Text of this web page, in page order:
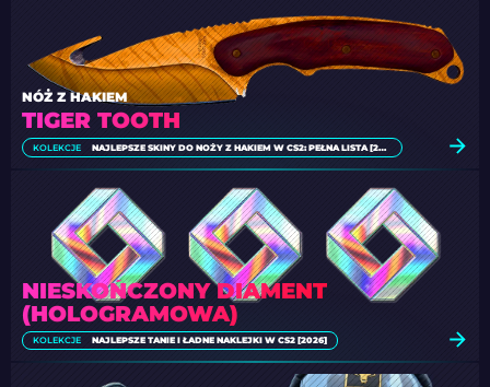
TIGER TOOTH
NÓŻ Z HAKIEM
KOLEKCJE NAJLEPSZE SKINY DO NOŻY Z HAKIEM W CS2: PEŁNA LISTA [2026]
NIESKOŃCZONY DIAMENT
(HOLOGRAMOWA)
KOLEKCJE NAJLEPSZE TANIE I ŁADNE NAKLEJKI W CS2 [2026]